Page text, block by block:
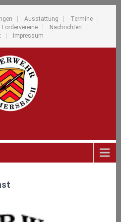
Ausstattung
Termine
Fördervereine
Nachrichten
Impressum